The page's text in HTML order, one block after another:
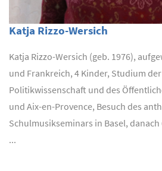
Katja Rizzo-Wersich
Katja Rizzo-Wersich (geb. 1976),
und Frankreich, 4 Kinder, Studium
Politikwissenschaft und des
und Aix-en-Provence, Besuch des
Schulmusikseminars in Basel,
...